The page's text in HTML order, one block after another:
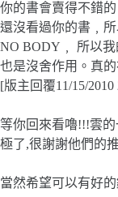
你的書會賣得不錯
還沒看過你的書﹐
NO BODY﹐ 所以
也是沒舍作用。真
[版主回覆11/15/2010
等你回來看嚕!!!雲
極了,很謝謝他們的
當然希望可以有好